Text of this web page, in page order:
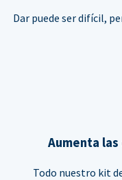
Dar puede ser difícil,
Aumenta
Todo nuestro kit